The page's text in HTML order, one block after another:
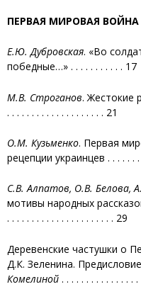
ПЕРВАЯ МИРОВАЯ
Е.Ю. Дубровская. «Во
победные…» . . . . . . . . . . . 17
М.В. Строганов. Жестокие
. . . . . . . . . . . . . . . . . . . . 21
О.М. Кузьменко. Первая
рецепции украинцев . . . . . .
С.В. Алпатов, О.В. Белова,
мотивы народных
. . . . . . . . . . . . . . . . . . . . . . 29
Деревенские частушки о
Д.К. Зеленина.
Комелиной . . . . . . . . . . . . . . .